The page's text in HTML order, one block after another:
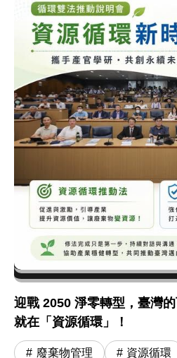
迎戰 2050 淨零轉型，臺灣
就在「資源循環」！
廢棄物管理 資源循環